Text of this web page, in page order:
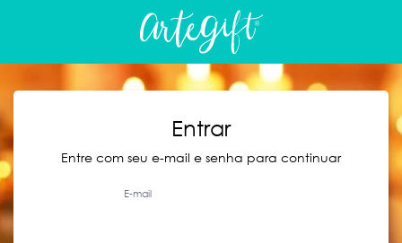
Entrar
Entre com seu e-mail e senha para continuar
E-mail